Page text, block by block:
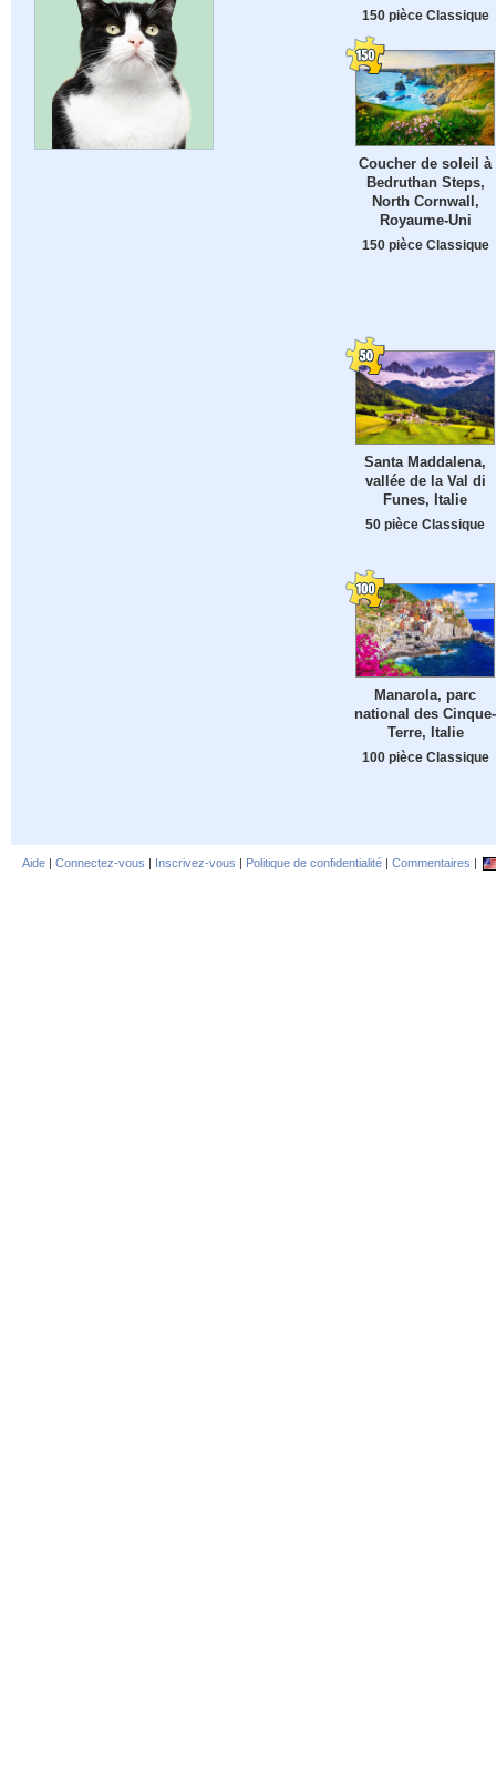
150 pièce Classique
Coucher de soleil à
Bedruthan Steps,
North Cornwall,
Royaume-Uni
150 pièce Classique
Santa Maddalena,
vallée de la Val di
Funes, Italie
50 pièce Classique
Manarola, parc
national des Cinque-
Terre, Italie
100 pièce Classique
Aide | Connectez-vous | Inscrivez-vous | Politique de confidentialité | Commentaires |